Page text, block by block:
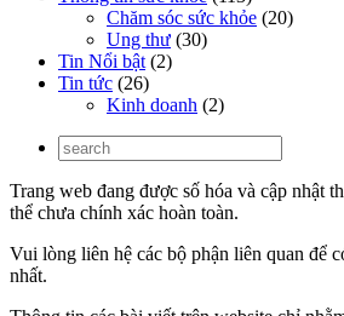
Chăm sóc sức khỏe (20)
Ung thư (30)
Tin Nổi bật (2)
Tin tức (26)
Kinh doanh (2)
Trang web đang được số hóa và cập nhật
thể chưa chính xác hoàn toàn.
Vui lòng liên hệ các bộ phận liên quan để
nhất.